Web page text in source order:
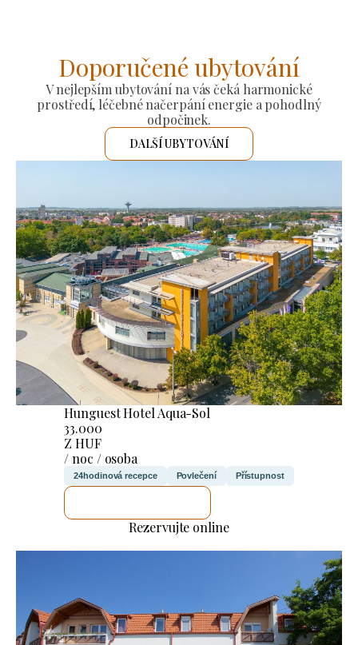
Doporučené ubytování
V nejlepším ubytování na vás čeká harmonické
prostředí, léčebné načerpání energie a pohodlný
odpočinek.
DALŠÍ UBYTOVÁNÍ
Hunguest Hotel Aqua-Sol
33.000
Z HUF
/ noc / osoba
24hodinová recepce Povlečení Přístupnost
Rezervujte online